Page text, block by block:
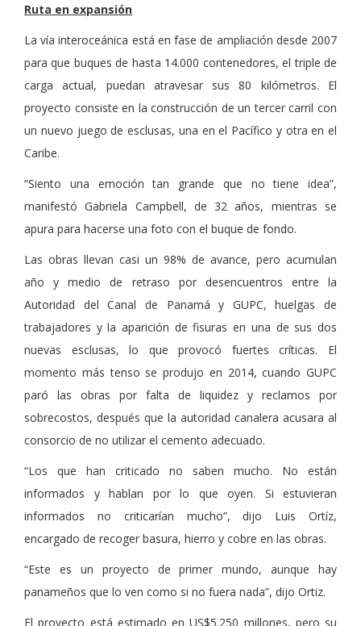
Ruta en expansión
La vía interoceánica está en fase de ampliación desde 2007
para que buques de hasta 14.000 contenedores, el triple de
carga actual, puedan atravesar sus 80 kilómetros. El
proyecto consiste en la construcción de un tercer carril con
un nuevo juego de esclusas, una en el Pacífico y otra en el
Caribe.
“Siento una emoción tan grande que no tiene idea”,
manifestó Gabriela Campbell, de 32 años, mientras se
apura para hacerse una foto con el buque de fondo.
Las obras llevan casi un 98% de avance, pero acumulan
año y medio de retraso por desencuentros entre la
Autoridad del Canal de Panamá y GUPC, huelgas de
trabajadores y la aparición de fisuras en una de sus dos
nuevas esclusas, lo que provocó fuertes críticas. El
momento más tenso se produjo en 2014, cuando GUPC
paró las obras por falta de liquidez y reclamos por
sobrecostos, después que la autoridad canalera acusara al
consorcio de no utilizar el cemento adecuado.
“Los que han criticado no saben mucho. No están
informados y hablan por lo que oyen. Si estuvieran
informados no criticarían mucho”, dijo Luis Ortíz,
encargado de recoger basura, hierro y cobre en las obras.
“Este es un proyecto de primer mundo, aunque hay
panameños que lo ven como si no fuera nada”, dijo Ortiz.
El proyecto está estimado en US$5.250 millones, pero su